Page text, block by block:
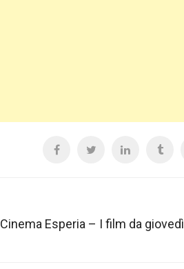
Cinema Esperia – I film da